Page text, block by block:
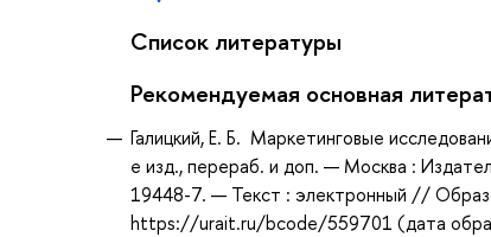
Список литературы
Рекомендуемая основная
Галицкий, Е. Б. Маркетинговые
е изд., перераб. и доп. — Москва :
19448-7. — Текст : электронный //
https://urait.ru/bcode/559701 (дата